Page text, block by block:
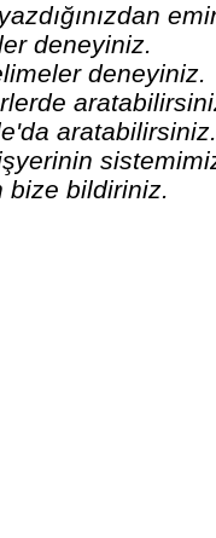
deneyiniz.
deneyiniz.
bize bildiriniz.